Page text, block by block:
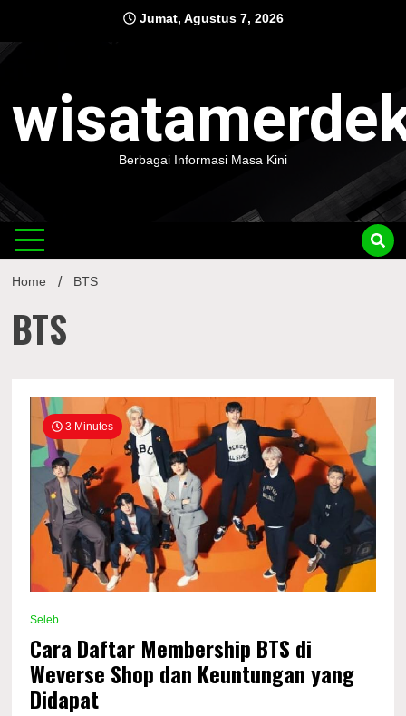
content
Jumat, Agustus 7, 2026
Berbagai Informasi Masa Kini
Home BTS
BTS
3 Minutes
Seleb
Cara Daftar Membership BTS di
Weverse Shop dan Keuntungan yang
Didapat